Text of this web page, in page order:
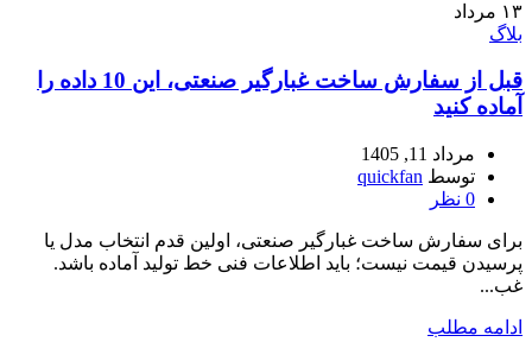
۱۳ مرداد
بلاگ
قبل از سفارش ساخت غبارگیر صنعتی، این 10 داده را
آماده کنید
مرداد 11, 1405
توسط quickfan
0 نظر
برای سفارش ساخت غبارگیر صنعتی، اولین قدم انتخاب مدل یا
پرسیدن قیمت نیست؛ باید اطلاعات فنی خط تولید آماده باشد.
غب...
ادامه مطلب